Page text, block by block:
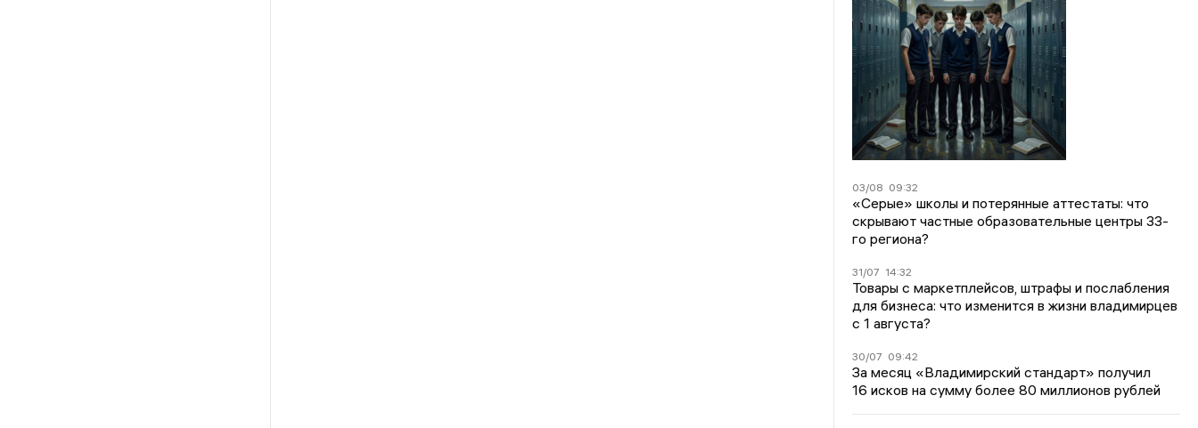
03/08 09:32
«Серые» школы и потерянные аттестаты: что
скрывают частные образовательные центры 33-
го региона?
31/07 14:32
Товары с маркетплейсов, штрафы и послабления
для бизнеса: что изменится в жизни владимирцев
с 1 августа?
30/07 09:42
За месяц «Владимирский стандарт» получил
16 исков на сумму более 80 миллионов рублей